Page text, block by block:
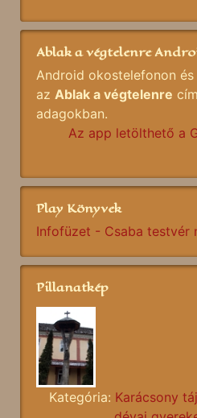
Ablak a végtelenre
Android okostelefonon
az Ablak a végtelenre
adagokban.
Az app letölthető a
Play Könyvek
Infofüzet - Csaba testvér
Pillanatkép
Kategória: Karácsony